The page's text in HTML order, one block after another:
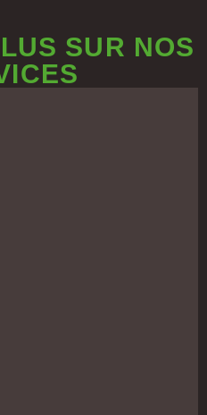
SUR NOS